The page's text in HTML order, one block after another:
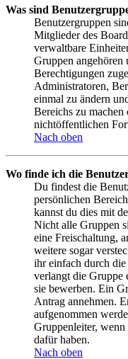
Was sind
Benutzergruppen
Mitglieder des
verwaltbare
Gruppen angehören
Berechtigungen
Administratoren,
einmal zu ändern
Bereichs zu
nichtöffentlichen
Nach oben
Wo finde ich die
Du findest die
persönlichen
kannst du dies mit
Nicht alle Gruppen
eine Freischaltung,
weitere sogar
ihr einfach durch die
verlangt die Gruppe
sie bewerben. Ein
Antrag annehmen.
aufgenommen
Gruppenleiter,
dafür haben.
Nach oben